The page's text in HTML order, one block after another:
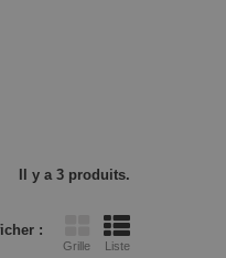
Il y a 3 produits.
:
Grille Liste